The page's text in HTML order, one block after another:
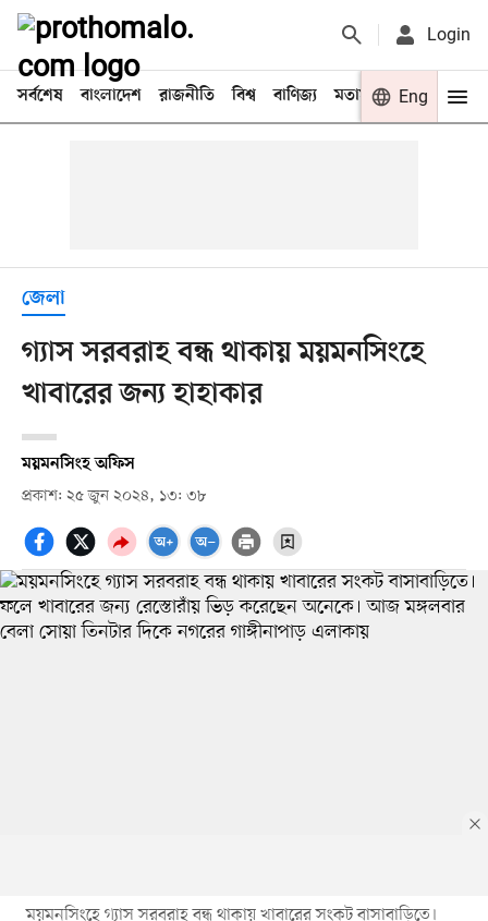
Login
সর্বশেষ বাংলাদেশ রাজনীতি বিশ্ব বাণিজ্য মতামত খেলা
Eng
জেলা
গ্যাস সরবরাহ বন্ধ থাকায় ময়মনসিংহে
খাবারের জন্য হাহাকার
ময়মনসিংহ অফিস
প্রকাশ: ২৫ জুন ২০২৪, ১৩: ৩৮
ময়মনসিংহে গ্যাস সরবরাহ বন্ধ থাকায় খাবারের সংকট বাসাবাড়িতে।